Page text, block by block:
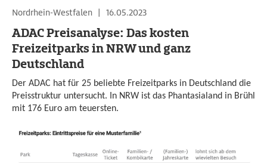
Nordrhein-Westfalen | 16.05.2023
ADAC Preisanalyse: Das kosten
Freizeitparks in NRW und ganz
Deutschland
Der ADAC hat für 25 beliebte Freizeitparks in Deutschland die
Preisstruktur untersucht. In NRW ist das Phantasialand in Brühl
mit 176 Euro am teuersten.